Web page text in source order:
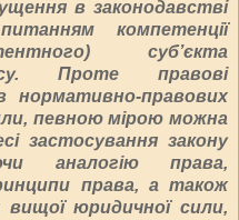
в законодавстві
компетенції
суб’єкта
Проте правові
правових
певною мірою можна
застосування закону
аналогію права,
права, а також
юридичної сили,